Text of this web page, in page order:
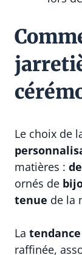
Le choix de
matières :
ornés de
tenue de la
La tendance
raffinée,